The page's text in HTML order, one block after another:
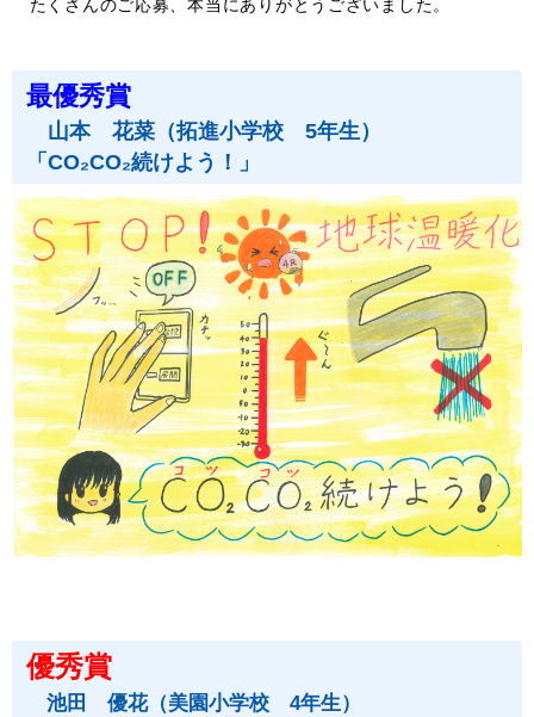
たくさんのご応募、本当にありがとうございました。
最優秀賞
山本 花菜（拓進小学校 5年生）
「CO₂CO₂続けよう！」
優秀賞
池田 優花（美園小学校 4年生）